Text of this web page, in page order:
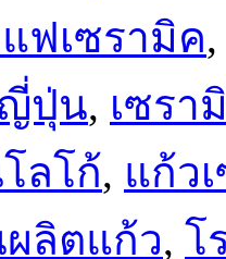
ฟเซรามิค
ปุ่น, เซรา
ลโก้, แก้ว
ผลิตแก้ว, โ